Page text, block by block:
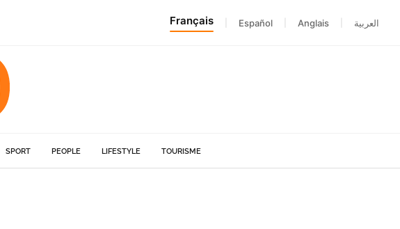
Français Español Anglais العربية
SPORT PEOPLE LIFESTYLE TOURISME